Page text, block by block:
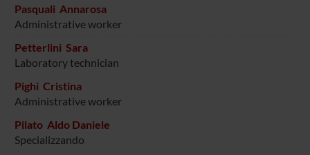
Pasquali Annarosa
Administrative worker
Petterlini Sara
Laboratory technician
Pighi Cristina
Administrative worker
Pilato Aldo Daniele
Specializzando